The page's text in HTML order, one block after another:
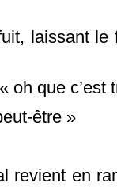
laissant
oh que c’est
être »
revient en